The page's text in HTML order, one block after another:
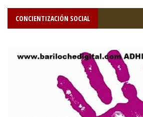
CONCIENTIZACIÓN SOCIAL